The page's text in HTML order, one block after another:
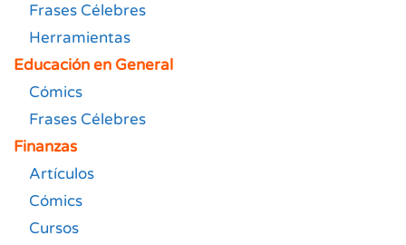
Frases Célebres
Herramientas
Educación en General
Cómics
Frases Célebres
Finanzas
Artículos
Cómics
Cursos